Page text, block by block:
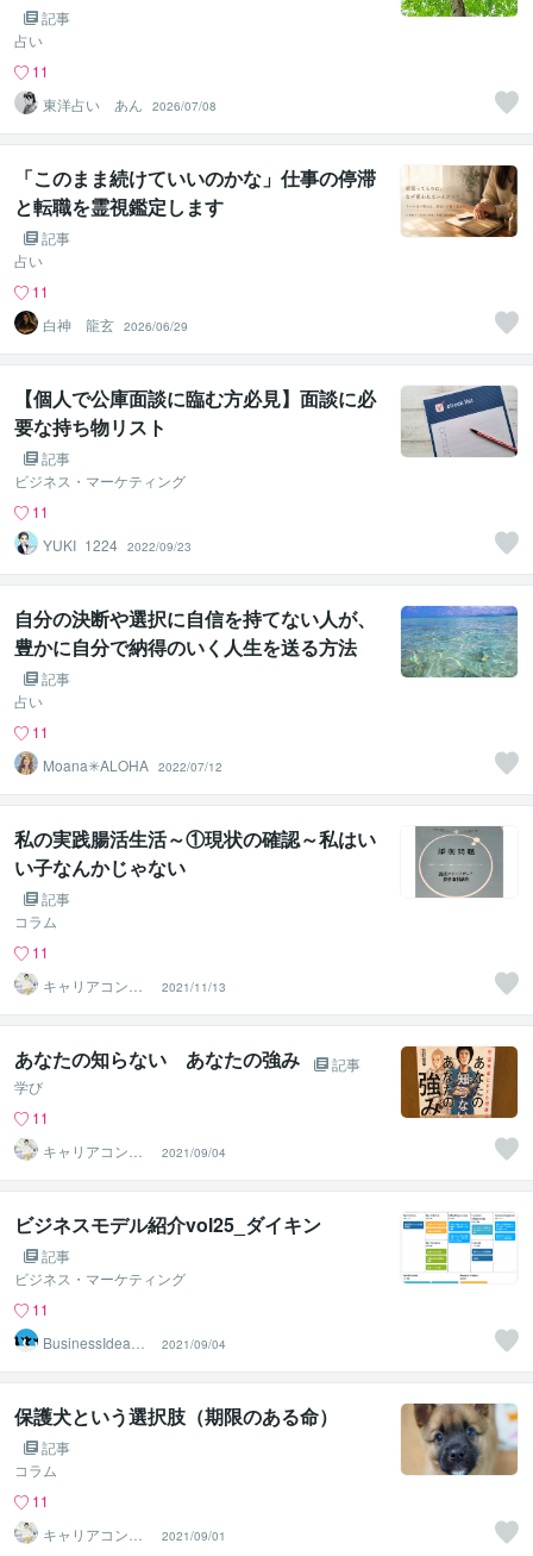
記事
占い
11
東洋占い あん
2026/07/08
「このまま続けていいのかな」仕事の停滞
と転職を霊視鑑定します
記事
占い
11
白神 龍玄 2026/06/29
【個人で公庫面談に臨む方必見】面談に必
要な持ち物リスト
記事
ビジネス・マーケティング
11
YUKI_1224 2022/09/23
自分の決断や選択に自信を持てない人が、
豊かに自分で納得のいく人生を送る方法
【後編】
記事
占い
11
Moana✳︎ALOHA 2022/07/12
私の実践腸活生活～①現状の確認～私はい
い子なんかじゃない
記事
コラム
11
キャリアコンサ
ルタントShino
2021/11/13
あなたの知らない あなたの強み
記事
学び
11
キャリアコンサ
ルタントShino
2021/09/04
ビジネスモデル紹介vol25_ダイキン
記事
ビジネス・マーケティング
11
BusinessIdeaCr
2021/09/04
保護犬という選択肢（期限のある命）
記事
コラム
11
キャリアコンサ
ルタントShino
2021/09/01